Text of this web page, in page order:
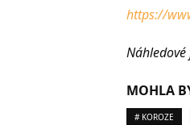
https://
MOHLA
# KOROZE